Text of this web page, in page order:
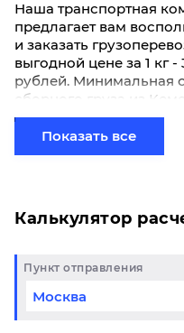
Наша транспортная
предлагает вам
и заказать
выгодной цене за 1 кг -
рублей. Минимальная
сборного груза из
от 750 рублей. Если вы
сборной партией по
и у вас возникли
Показать все
Калькулятор
Пункт отправления